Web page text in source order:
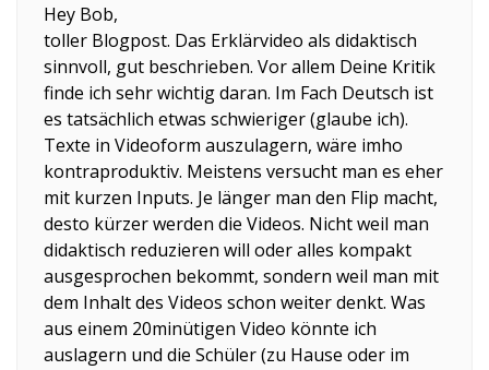
Hey Bob,
toller Blogpost. Das Erklärvideo als didaktisch
sinnvoll, gut beschrieben. Vor allem Deine Kritik
finde ich sehr wichtig daran. Im Fach Deutsch ist
es tatsächlich etwas schwieriger (glaube ich).
Texte in Videoform auszulagern, wäre imho
kontraproduktiv. Meistens versucht man es eher
mit kurzen Inputs. Je länger man den Flip macht,
desto kürzer werden die Videos. Nicht weil man
didaktisch reduzieren will oder alles kompakt
ausgesprochen bekommt, sondern weil man mit
dem Inhalt des Videos schon weiter denkt. Was
aus einem 20minütigen Video könnte ich
auslagern und die Schüler (zu Hause oder im